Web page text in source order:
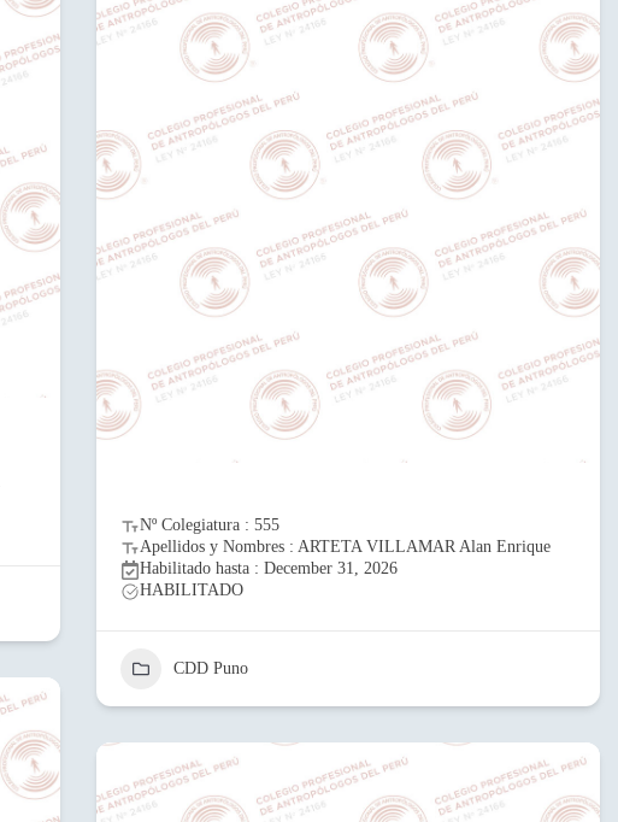
Nº Colegiatura : 555
Apellidos y Nombres : ARTETA VILLAMAR Alan Enrique
Habilitado hasta : December 31, 2026
HABILITADO
CDD Puno